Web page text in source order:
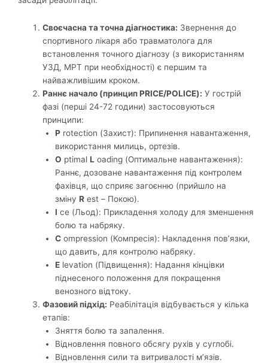
Своєчасна та точна діагностика: Звернення до
спортивного лікаря або травматолога для
встановлення точного діагнозу (з використанням
УЗД, МРТ при необхідності) є першим та
найважливішим кроком.
Раннє начало (принцип PRICE/POLICE): У гострій
фазі (перші 24-72 години) застосовуються
принципи:
Protection (Захист): Припинення навантаження,
використання милиць, ортезів.
O ptimal Loading (Оптимальне навантаження):
Раннє, дозоване навантаження під контролем
фахівця, що сприяє загоєнню (прийшло на
зміну Rest – Покою).
I ce (Льод): Прикладення холоду для зменшення
болю та набряку.
Compression (Компресія): Накладення пов’язки,
що давить, для контролю набряку.
Elevation (Підвищення): Надання кінцівки
піднесеного положення для покращення
венозного відтоку.
Фазовий підхід: Реабілітація відбувається у кілька
етапів:
Зняття болю та запалення.
Відновлення повного обсягу рухів у суглобі.
Відновлення сили та витривалості м’язів.